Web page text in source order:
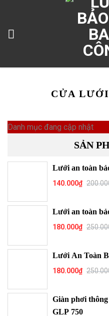
content
CỬA
Danh mục đang cập nhật
SẢN
Lưới an toàn
140.000₫
Lưới an toàn
180.000₫
Lưới An Toàn
180.000₫
Giàn phơi
GLP 750